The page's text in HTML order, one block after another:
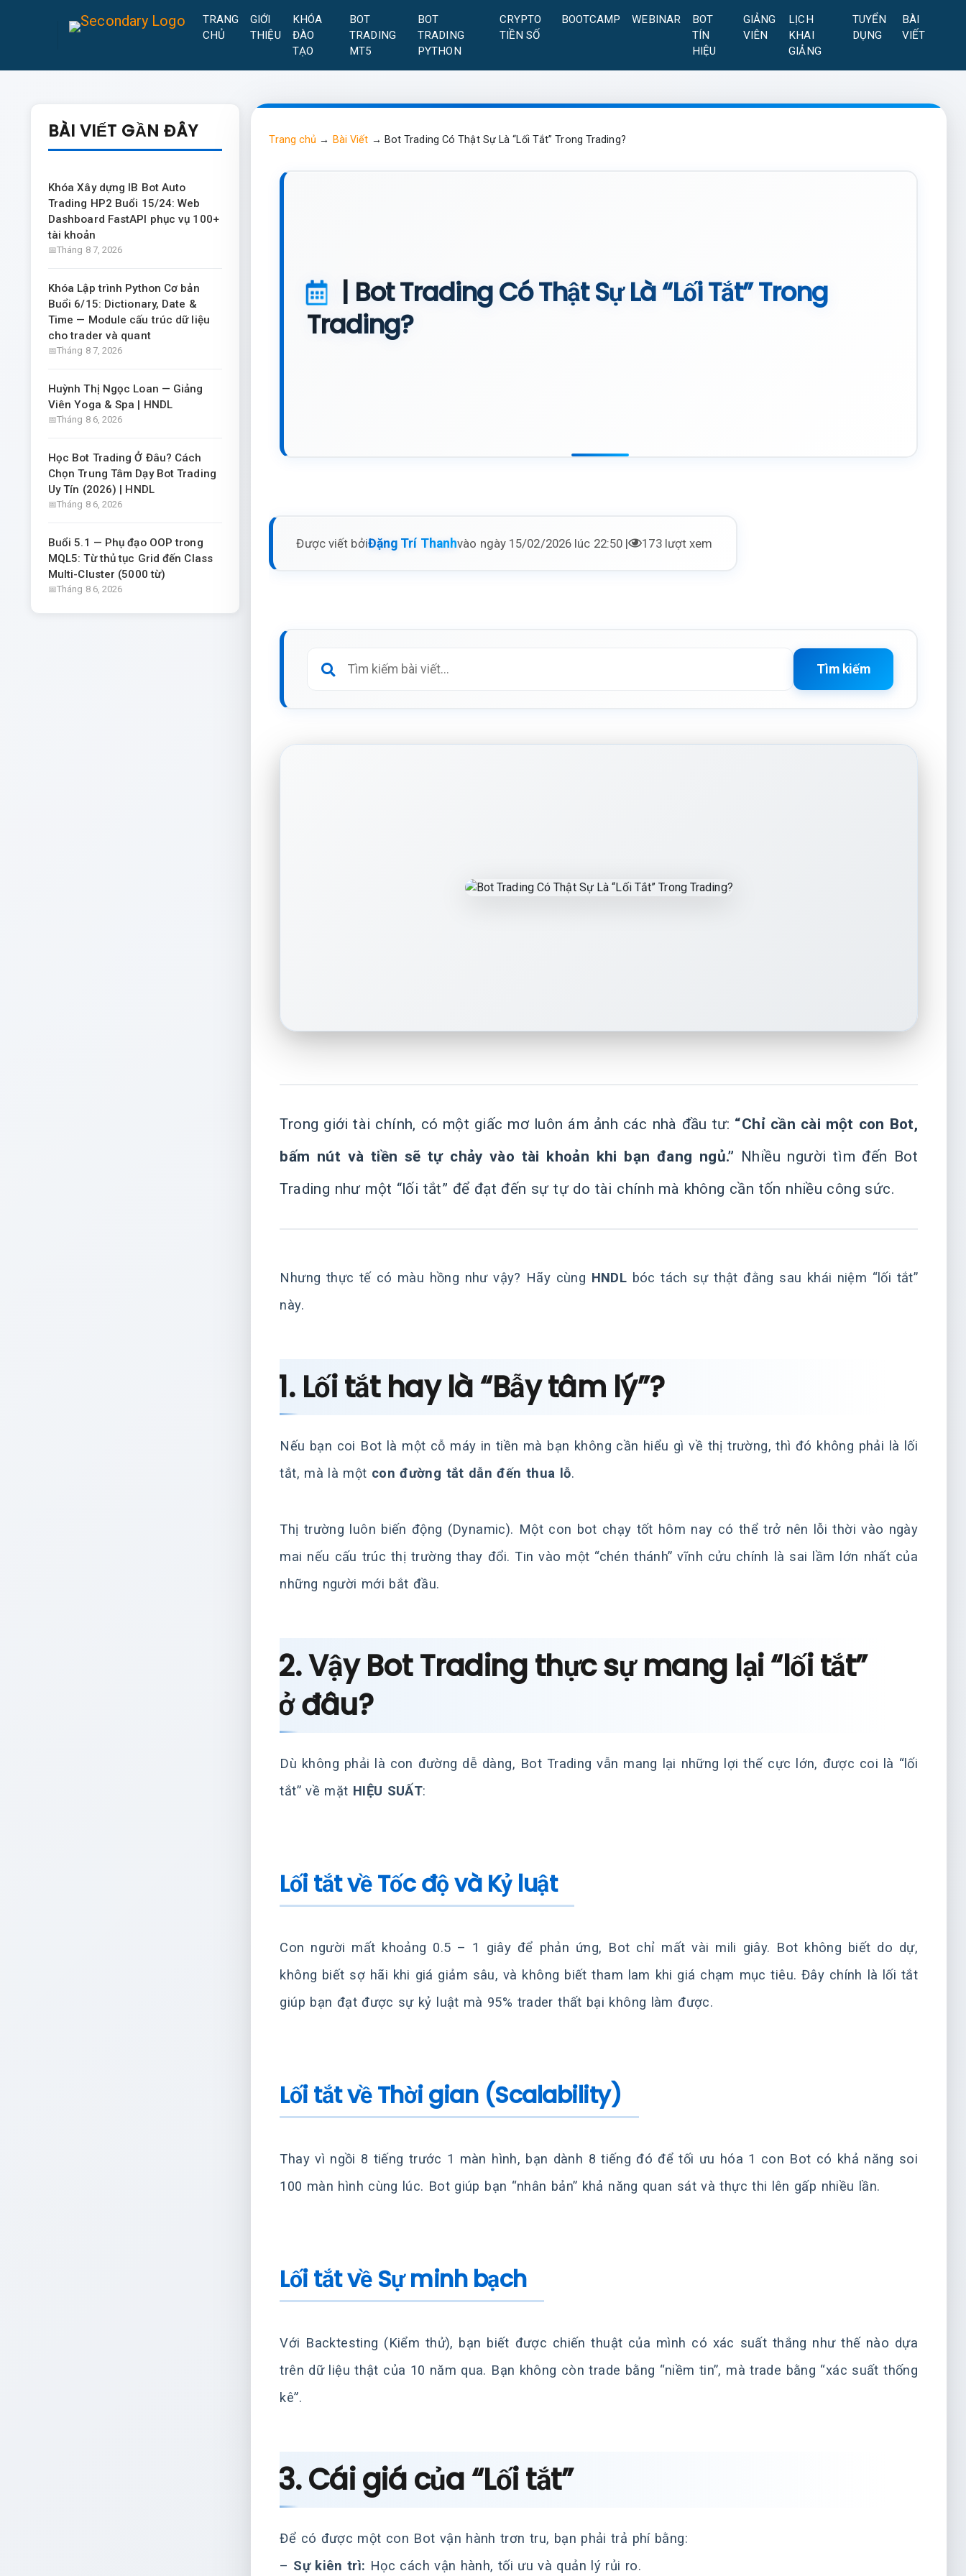
TRANG
CHỦ
GIỚI
THIỆU
KHÓA
ĐÀO
TẠO
BOT
TRADING
MT5
BOT
TRADING
PYTHON
CRYPTO
TIỀN SỐ
BOOTCAMP WEBINAR
BOT
TÍN
HIỆU
GIẢNG
VIÊN
LỊCH
KHAI
GIẢNG
TUYỂN
DỤNG
BÀI
VIẾT
BÀI VIẾT GẦN ĐÂY
Khóa Xây dựng IB Bot Auto
Trading HP2 Buổi 15/24: Web
Dashboard FastAPI phục vụ 100+
tài khoản
Tháng 8 7, 2026
Khóa Lập trình Python Cơ bản
Buổi 6/15: Dictionary, Date &
Time — Module cấu trúc dữ liệu
cho trader và quant
Tháng 8 7, 2026
Huỳnh Thị Ngọc Loan — Giảng
Viên Yoga & Spa | HNDL
Tháng 8 6, 2026
Học Bot Trading Ở Đâu? Cách
Chọn Trung Tâm Dạy Bot Trading
Uy Tín (2026) | HNDL
Tháng 8 6, 2026
Buổi 5.1 — Phụ đạo OOP trong
MQL5: Từ thủ tục Grid đến Class
Multi-Cluster (5000 từ)
Tháng 8 6, 2026
Trang chủ → Bài Viết → Bot Trading Có Thật Sự Là “Lối Tắt” Trong Trading?
| Bot Trading Có Thật Sự Là “Lối Tắt” Trong
Trading?
Được viết bởiĐặng Trí Thanhvào ngày 15/02/2026 lúc 22:50 | 173 lượt xem
Tìm kiếm
Trong giới tài chính, có một giấc mơ luôn ám ảnh các nhà đầu tư: “Chỉ cần cài một con Bot,
bấm nút và tiền sẽ tự chảy vào tài khoản khi bạn đang ngủ.” Nhiều người tìm đến Bot
Trading như một “lối tắt” để đạt đến sự tự do tài chính mà không cần tốn nhiều công sức.
Nhưng thực tế có màu hồng như vậy? Hãy cùng HNDL bóc tách sự thật đằng sau khái niệm “lối tắt”
này.
1. Lối tắt hay là “Bẫy tâm lý”?
Nếu bạn coi Bot là một cỗ máy in tiền mà bạn không cần hiểu gì về thị trường, thì đó không phải là lối
tắt, mà là một con đường tắt dẫn đến thua lỗ.
Thị trường luôn biến động (Dynamic). Một con bot chạy tốt hôm nay có thể trở nên lỗi thời vào ngày
mai nếu cấu trúc thị trường thay đổi. Tin vào một “chén thánh” vĩnh cửu chính là sai lầm lớn nhất của
những người mới bắt đầu.
2. Vậy Bot Trading thực sự mang lại “lối tắt”
ở đâu?
Dù không phải là con đường dễ dàng, Bot Trading vẫn mang lại những lợi thế cực lớn, được coi là “lối
tắt” về mặt HIỆU SUẤT:
Lối tắt về Tốc độ và Kỷ luật
Con người mất khoảng 0.5 – 1 giây để phản ứng, Bot chỉ mất vài mili giây. Bot không biết do dự,
không biết sợ hãi khi giá giảm sâu, và không biết tham lam khi giá chạm mục tiêu. Đây chính là lối tắt
giúp bạn đạt được sự kỷ luật mà 95% trader thất bại không làm được.
Lối tắt về Thời gian (Scalability)
Thay vì ngồi 8 tiếng trước 1 màn hình, bạn dành 8 tiếng đó để tối ưu hóa 1 con Bot có khả năng soi
100 màn hình cùng lúc. Bot giúp bạn “nhân bản” khả năng quan sát và thực thi lên gấp nhiều lần.
Lối tắt về Sự minh bạch
Với Backtesting (Kiểm thử), bạn biết được chiến thuật của mình có xác suất thắng như thế nào dựa
trên dữ liệu thật của 10 năm qua. Bạn không còn trade bằng “niềm tin”, mà trade bằng “xác suất thống
kê”.
3. Cái giá của “Lối tắt”
Để có được một con Bot vận hành trơn tru, bạn phải trả phí bằng:
– Sự kiên trì: Học cách vận hành, tối ưu và quản lý rủi ro.